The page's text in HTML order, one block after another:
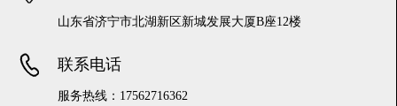
山东省济宁市北湖新区新城发展大厦B座12楼
联系电话
服务热线：17562716362